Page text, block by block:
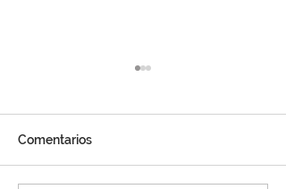
Comentarios